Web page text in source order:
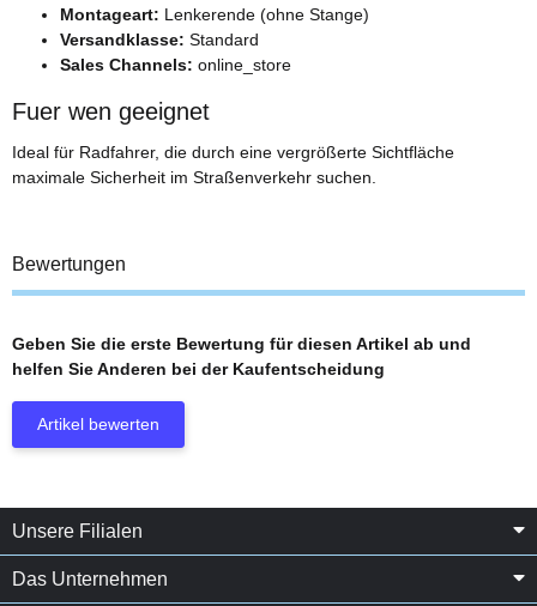
Montageart: Lenkerende (ohne Stange)
Versandklasse: Standard
Sales Channels: online_store
Fuer wen geeignet
Ideal für Radfahrer, die durch eine vergrößerte Sichtfläche
maximale Sicherheit im Straßenverkehr suchen.
Bewertungen
Geben Sie die erste Bewertung für diesen Artikel ab und
helfen Sie Anderen bei der Kaufentscheidung
Artikel bewerten
Unsere Filialen
Das Unternehmen